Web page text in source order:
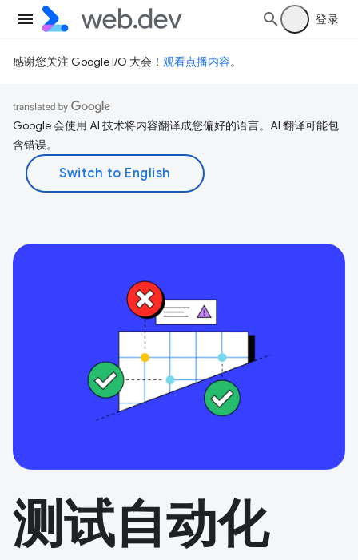
登录
感谢您关注 Google I/O 大会！ 观看点播内容。
Google 会使用 AI 技术将内容翻译成您偏好的语言。AI 翻译可能包
含错误。
测试自动化